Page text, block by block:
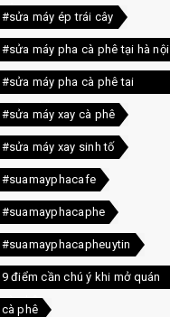
gòn
#sửa máy ép trái cây
#sửa máy pha cà phê tại hà nội
#sửa máy pha cà phê tai
quảng trị
#sửa máy xay cà phê
#sửa máy xay sinh tố
#suamayphacafe
#suamayphacaphe
#suamayphacapheuytin
9 điểm cần chú ý khi mở quán
cà phê
cà phê